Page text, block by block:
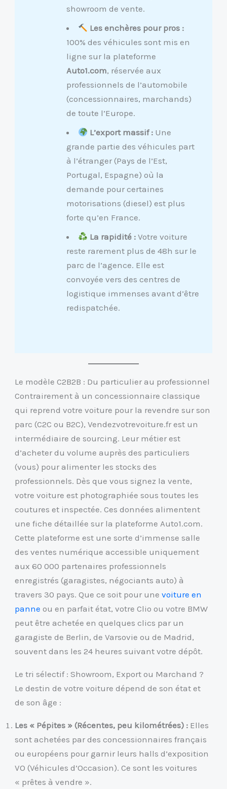
showroom de vente.
Les enchères pour pros :
100% des véhicules sont mis en
ligne sur la plateforme
Auto1.com, réservée aux
professionnels de l’automobile
(concessionnaires, marchands)
de toute l’Europe.
L’export massif : Une
grande partie des véhicules part
à l’étranger (Pays de l’Est,
Portugal, Espagne) où la
demande pour certaines
motorisations (diesel) est plus
forte qu’en France.
La rapidité : Votre voiture
reste rarement plus de 48h sur le
parc de l’agence. Elle est
convoyée vers des centres de
logistique immenses avant d’être
redispatchée.
Le modèle C2B2B : Du particulier au professionnel
Contrairement à un concessionnaire classique
qui reprend votre voiture pour la revendre sur son
parc (C2C ou B2C), Vendezvotrevoiture.fr est un
intermédiaire de sourcing. Leur métier est
d’acheter du volume auprès des particuliers
(vous) pour alimenter les stocks des
professionnels. Dès que vous signez la vente,
votre voiture est photographiée sous toutes les
coutures et inspectée. Ces données alimentent
une fiche détaillée sur la plateforme Auto1.com.
Cette plateforme est une sorte d’immense salle
des ventes numérique accessible uniquement
aux 60 000 partenaires professionnels
enregistrés (garagistes, négociants auto) à
travers 30 pays. Que ce soit pour unevoiture en
panne ou en parfait état, votre Clio ou votre BMW
peut être achetée en quelques clics par un
garagiste de Berlin, de Varsovie ou de Madrid,
souvent dans les 24 heures suivant votre dépôt.
Le tri sélectif : Showroom, Export ou Marchand ?
Le destin de votre voiture dépend de son état et
de son âge :
Les « Pépites » (Récentes, peu kilométrées) : Elles
sont achetées par des concessionnaires français
ou européens pour garnir leurs halls d’exposition
VO (Véhicules d’Occasion). Ce sont les voitures
« prêtes à vendre ».